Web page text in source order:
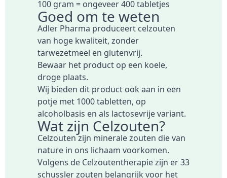
100 gram = ongeveer 400 tabletjes
Goed om te weten
Adler Pharma produceert celzouten
van hoge kwaliteit, zonder
tarwezetmeel en glutenvrij.
Bewaar het product op een koele,
droge plaats.
Wij bieden dit product ook aan in een
potje met 1000 tabletten, op
alcoholbasis en als lactosevrije variant.
Wat zijn Celzouten?
Celzouten zijn minerale zouten die van
nature in ons lichaam voorkomen.
Volgens de Celzoutentherapie zijn er 33
schussler zouten belangrijk voor het